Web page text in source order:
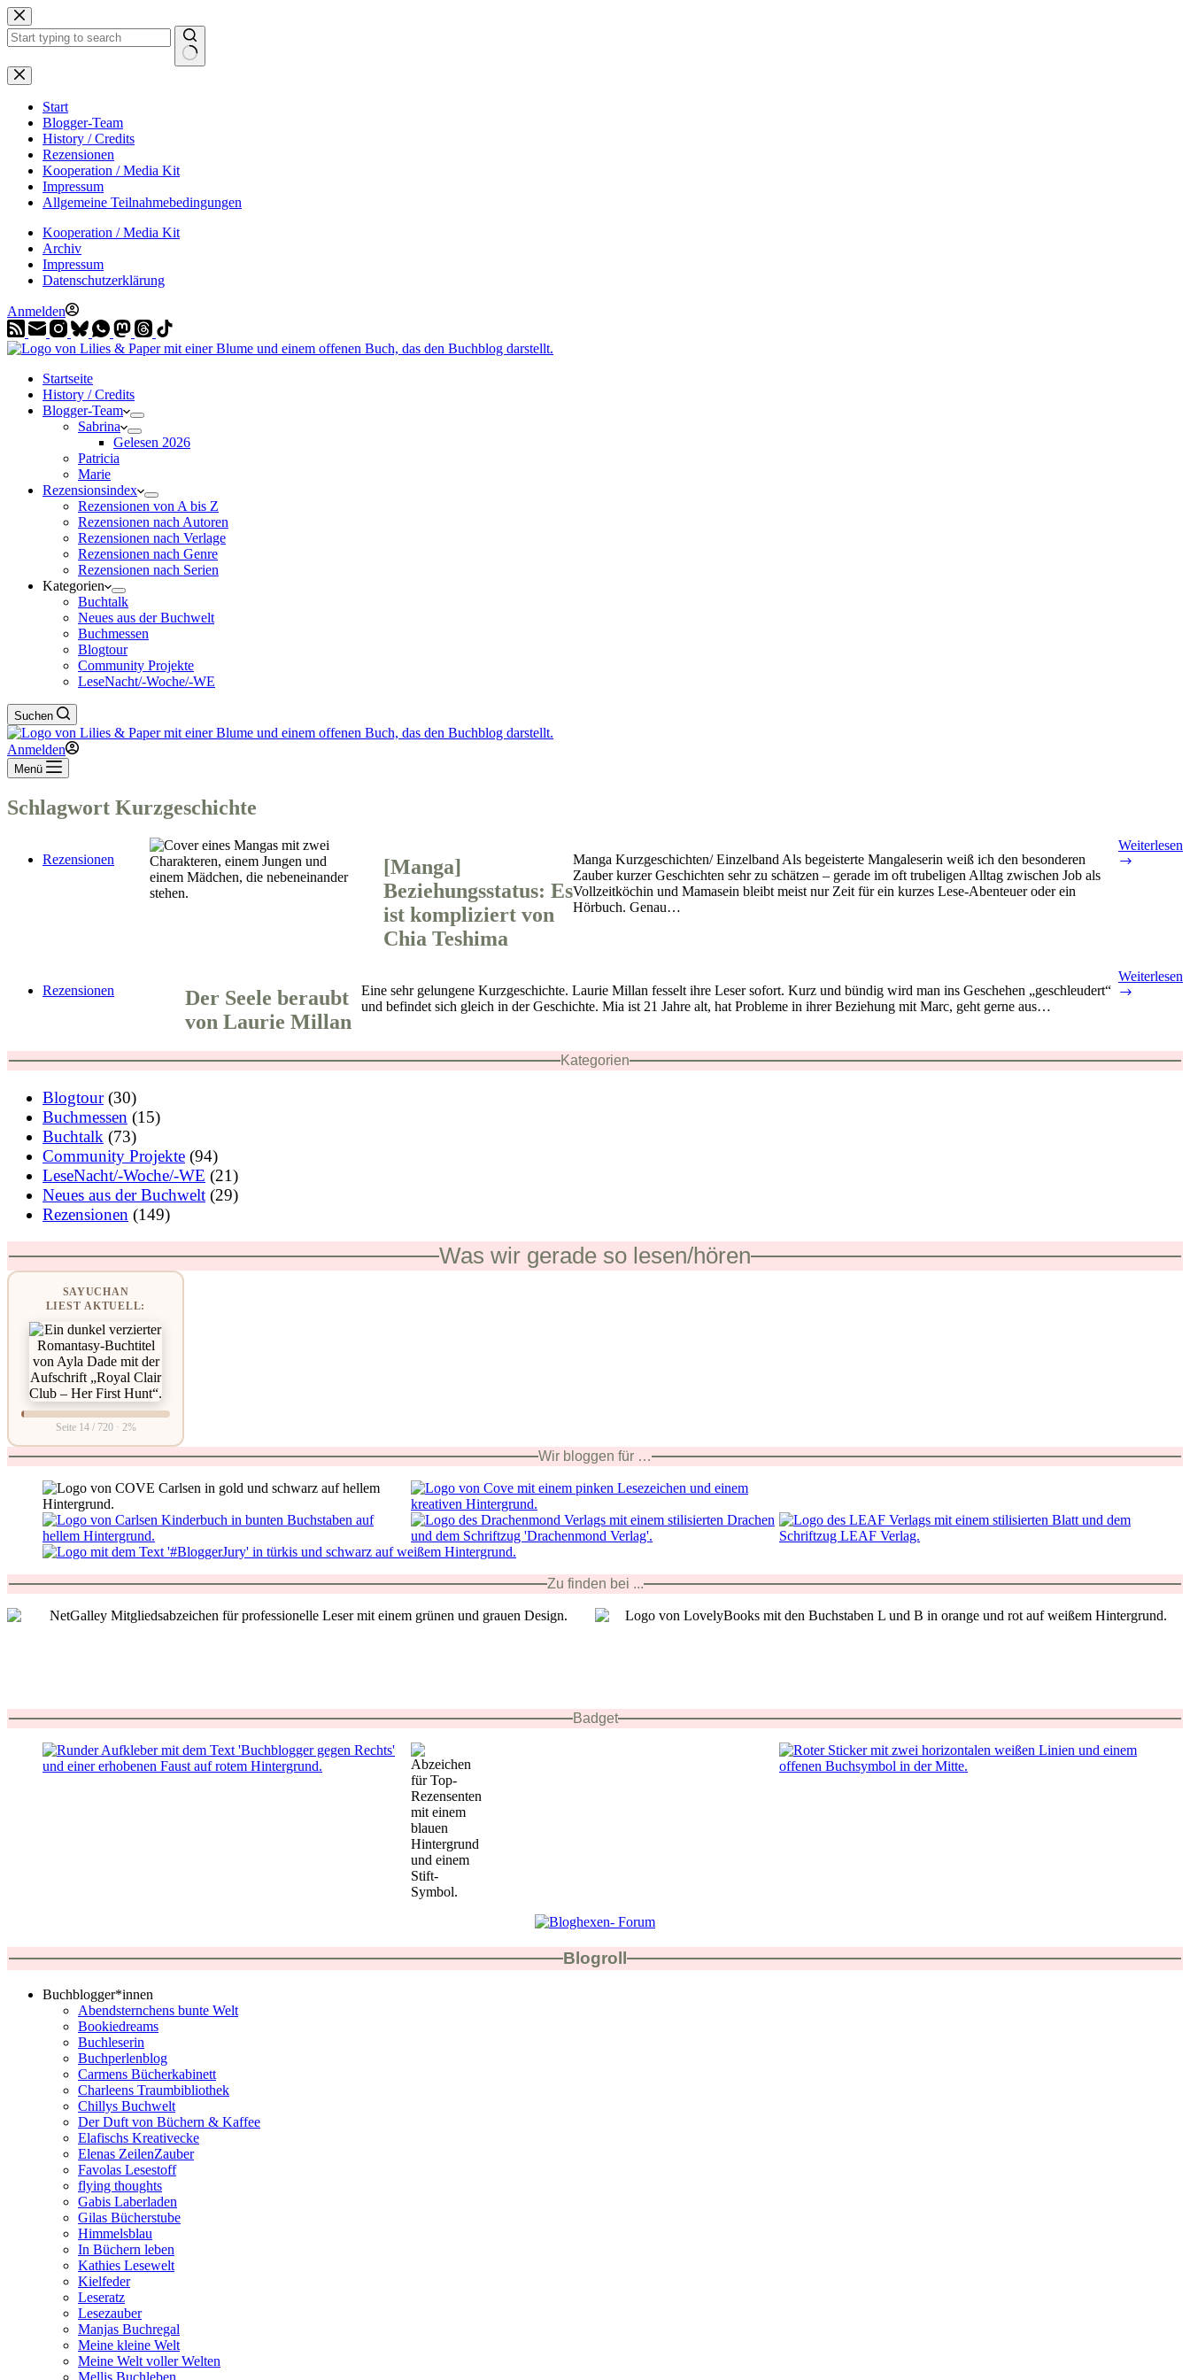
Zum
Inhalt
springen
Start
Blogger-Team
History / Credits
Rezensionen
Kooperation / Media Kit
Impressum
Allgemeine Teilnahmebedingungen
Kooperation / Media Kit
Archiv
Impressum
Datenschutzerklärung
Anmelden
Startseite
History / Credits
Blogger-Team
Sabrina
Gelesen 2026
Patricia
Marie
Rezensionsindex
Rezensionen von A bis Z
Rezensionen nach Autoren
Rezensionen nach Verlage
Rezensionen nach Genre
Rezensionen nach Serien
Kategorien
Buchtalk
Neues aus der Buchwelt
Buchmessen
Blogtour
Community Projekte
LeseNacht/-Woche/-WE
Suchen
Anmelden
Menü
Schlagwort Kurzgeschichte
Rezensionen
[Manga]
Beziehungsstatus: Es
ist kompliziert von
Chia Teshima
Manga Kurzgeschichten/ Einzelband Als begeisterte Mangaleserin weiß ich den besonderen
Zauber kurzer Geschichten sehr zu schätzen – gerade im oft trubeligen Alltag zwischen Job als
Vollzeitköchin und Mamasein bleibt meist nur Zeit für ein kurzes Lese-Abenteuer oder ein
Hörbuch. Genau…
Weiterlesen
Teshima
Rezensionen
Der Seele beraubt
von Laurie Millan
Eine sehr gelungene Kurzgeschichte. Laurie Millan fesselt ihre Leser sofort. Kurz und bündig wird man ins Geschehen „geschleudert“
und befindet sich gleich in der Geschichte. Mia ist 21 Jahre alt, hat Probleme in ihrer Beziehung mit Marc, geht gerne aus…
Weiterlesen
Laurie
Millan
Kategorien
Blogtour(30)
Buchmessen (15)
Buchtalk (73)
Community Projekte (94)
LeseNacht/-Woche/-WE (21)
Neues aus der Buchwelt (29)
Rezensionen (149)
Was wir gerade so lesen/hören
SAYUCHAN
LIEST AKTUELL:
Seite 14 / 720 · 2%
Wir bloggen für …
Zu finden bei ...
Badget
Blogroll
Buchblogger*innen
Abendsternchens bunte Welt
Bookiedreams
Buchleserin
Buchperlenblog
Carmens Bücherkabinett
Charleens Traumbibliothek
Chillys Buchwelt
Der Duft von Büchern & Kaffee
Elafischs Kreativecke
Elenas ZeilenZauber
Favolas Lesestoff
flying thoughts
Gabis Laberladen
Gilas Bücherstube
Himmelsblau
In Büchern leben
Kathies Lesewelt
Kielfeder
Leseratz
Lesezauber
Manjas Buchregal
Meine kleine Welt
Meine Welt voller Welten
Mellis Buchleben